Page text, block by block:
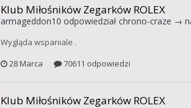
Klub Miłośników Zegarków ROLEX
armageddon10 odpowiedział chrono-craze →
Wygląda wspaniale .
28 Marca
70611 odpowiedzi
Klub Miłośników Zegarków ROLEX